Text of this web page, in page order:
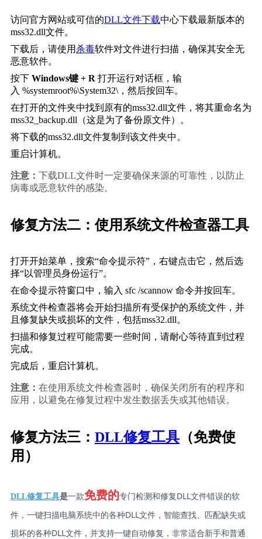
访问官方网站或可信的DLL文件下载中心下载最新版本的
mss32.dll文件。
下载后，请使用杀毒软件对文件进行扫描，确保其安全无
恶意软件。
按下 Windows键 + R 打开运行对话框，输
入 %systemroot%\System32\，然后按回车。
在打开的文件夹中找到原有的mss32.dll文件，将其重命名为
mss32_backup.dll（这是为了备份原文件）。
将下载的mss32.dll文件复制到该文件夹中。
重启计算机。
注意： 下载DLL文件时一定要确保来源的可靠性，以防止
病毒或恶意软件的感染。
修复方法二：使用系统文件检查器工具
打开开始菜单，搜索“命令提示符”，右键点击它，然后选
择“以管理员身份运行”。
在命令提示符窗口中，输入 sfc /scannow 命令并按回车。
系统文件检查器将会开始扫描所有受保护的系统文件，并
且修复缺失或损坏的文件，包括mss32.dll。
扫描和修复过程可能需要一些时间，请耐心等待直到过程
完成。
完成后，重启计算机。
注意： 在使用系统文件检查器时，确保关闭所有的程序和
应用，以避免在修复过程中发生数据丢失或其他错误。
修复方法三： DLL修复工具（免费使
用）
DLL修复工具是一款免费的专门检测和修复DLL文件错误的软
件，一键扫描电脑系统中的各种DLL文件，智能查找、匹配缺失或
损坏的各种DLL文件，并支持一键自动修复，非常适合新手和普通